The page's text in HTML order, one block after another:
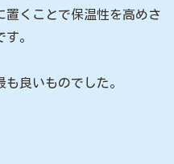
置くことで保温性を高めさ
。
良いものでした。